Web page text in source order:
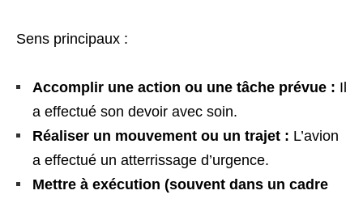
Sens principaux :
Accomplir une action ou une tâche prévue : Il
a effectué son devoir avec soin.
Réaliser un mouvement ou un trajet : L’avion
a effectué un atterrissage d’urgence.
Mettre à exécution (souvent dans un cadre